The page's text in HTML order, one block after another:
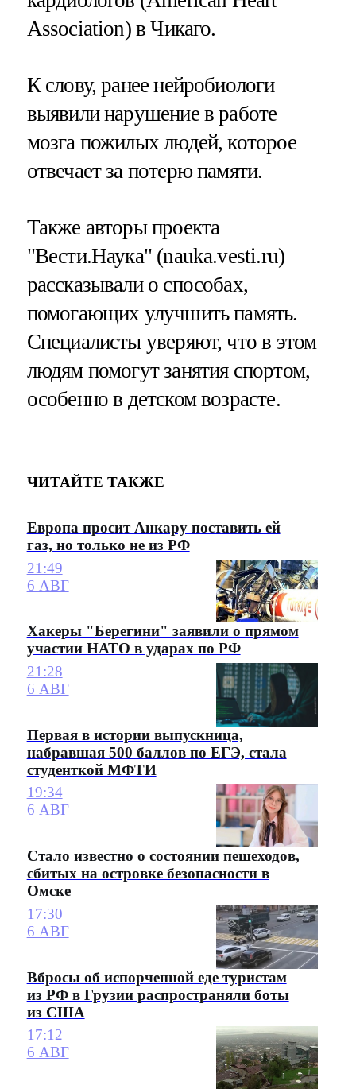
Association) в Чикаго.
К слову, ранее нейробиологи
выявили нарушение в работе
мозга пожилых людей, которое
отвечает за потерю памяти.
Также авторы проекта
"Вести.Наука" (nauka.vesti.ru)
рассказывали о способах,
помогающих улучшить память.
Специалисты уверяют, что в этом
людям помогут занятия спортом,
особенно в детском возрасте.
ЧИТАЙТЕ ТАКЖЕ
Европа просит Анкару поставить ей
газ, но только не из РФ
21:49
6 АВГ
Хакеры "Берегини" заявили о прямом
участии НАТО в ударах по РФ
21:28
6 АВГ
Первая в истории выпускница,
набравшая 500 баллов по ЕГЭ, стала
студенткой МФТИ
19:34
6 АВГ
Стало известно о состоянии пешеходов,
сбитых на островке безопасности в
Омске
17:30
6 АВГ
Вбросы об испорченной еде туристам
из РФ в Грузии распространяли боты
из США
17:12
6 АВГ